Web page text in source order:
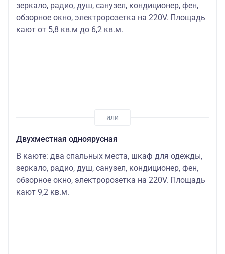
зеркало, радио, душ, санузел, кондиционер, фен,
обзорное окно, электророзетка на 220V. Площадь
кают от 5,8 кв.м до 6,2 кв.м.
Двухместная одноярусная
В каюте: два спальных места, шкаф для одежды,
зеркало, радио, душ, санузел, кондиционер, фен,
обзорное окно, электророзетка на 220V. Площадь
кают 9,2 кв.м.